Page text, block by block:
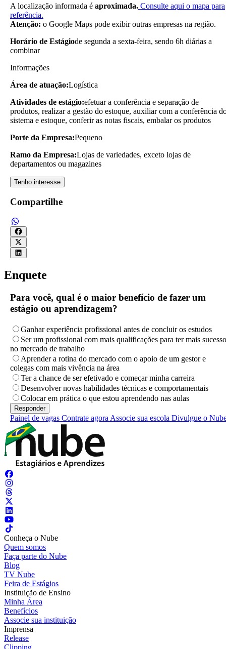
A localização informada é aproximada. Consulte aqui o mapa para
referência.
Atenção: o Google Maps pode exibir outras empresas na região.
Horário de Estágiode segunda a sexta-feira, sendo 6h diárias a
combinar
Informações
Área de atuação:Logística
Atividades de estágio:efetuar a conferência e separação de
produtos, realizar a gestão do estoque, auxiliar com a conferência
sistema e estoque, conferir as notas fiscais, embalar os produtos
Porte da Empresa:Pequeno
Ramo da Empresa:Lojas de variedades, exceto lojas de
departamentos ou magazines
Tenho interesse
Compartilhe
Enquete
Para você, qual é o maior benefício de fazer um
estágio ou aprendizagem?
Ganhar experiência profissional antes de concluir os estudos
Ser um profissional com mais qualificações para ter mais sucesso
no mercado de trabalho
Aprender a rotina do mercado com o apoio de um gestor e
colegas com mais vivência na área
Ter a chance de ser efetivado e começar minha carreira
Desenvolver novas habilidades técnicas e comportamentais
Colocar em prática o que estou aprendendo nas aulas
Painel de vagas Contrate agora Associe sua escola Divulgue o
Conheça o Nube
Quem somos
Faça parte do Nube
Blog
TV Nube
Feira de Estágios
Instituição de Ensino
Minha Área
Benefícios
Associe sua instituição
Imprensa
Release
Clipping